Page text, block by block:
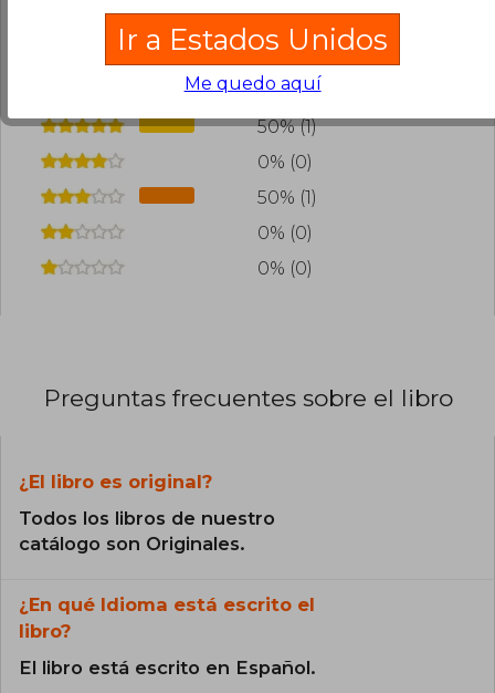
¿Leíste este libro? Inicia sesión para poder
agregar tu propia evaluación.
50% (1)
0% (0)
50% (1)
0% (0)
0% (0)
Preguntas frecuentes sobre el libro
¿El libro es original?
Todos los libros de nuestro
catálogo son Originales.
¿En qué Idioma está escrito el
libro?
El libro está escrito en Español.
Ir a Estados Unidos
Me quedo aquí